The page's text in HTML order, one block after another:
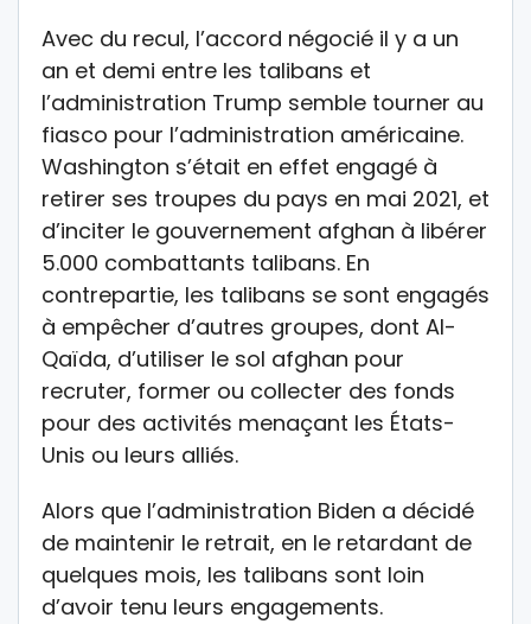
Avec du recul, l’accord négocié il y a un
an et demi entre les talibans et
l’administration Trump semble tourner au
fiasco pour l’administration américaine.
Washington s’était en effet engagé à
retirer ses troupes du pays en mai 2021, et
d’inciter le gouvernement afghan à libérer
5.000 combattants talibans. En
contrepartie, les talibans se sont engagés
à empêcher d’autres groupes, dont Al-
Qaïda, d’utiliser le sol afghan pour
recruter, former ou collecter des fonds
pour des activités menaçant les États-
Unis ou leurs alliés.
Alors que l’administration Biden a décidé
de maintenir le retrait, en le retardant de
quelques mois, les talibans sont loin
d’avoir tenu leurs engagements.